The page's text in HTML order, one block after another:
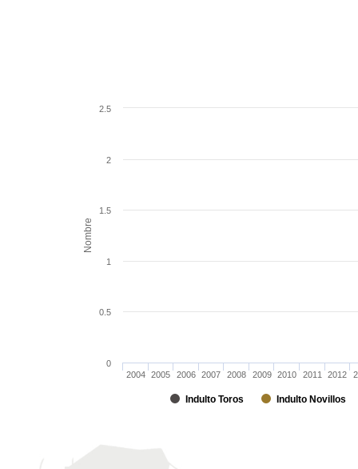
Nombre
Indulto Toros Indulto Novillos
2004 2005 2006 2007 2008 2009 2010 2011 2012
0
0.5
1
1.5
2
2.5